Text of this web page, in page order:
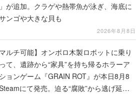
が追加。クラゲや熱帯魚が泳ぎ、海底に
ンゴや大きな貝も
2026年8月8日
マルチ可能】オンボロ木製ロボットに乗り
て、遺跡から“家具”を持ち帰るホラーア
ョンゲーム『GRAIN ROT』が本日8月8
にて発売。迫る“腐敗”から逃げ延